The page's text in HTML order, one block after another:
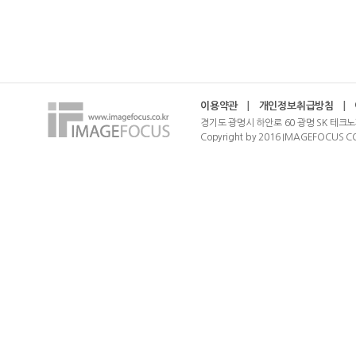
이용약관 개인정보취급방침
경기도 광명시 하안로 60 광명 SK 테크
Copyright by 2016 IMAGEFOCUS